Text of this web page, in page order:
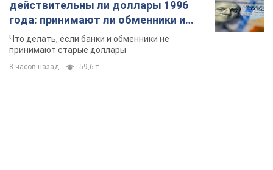
действительны ли доллары 1996
года: принимают ли обменники и
банки такие купюры
Что делать, если банки и обменники не
принимают старые доллары
8 часов назад 59,6 т.